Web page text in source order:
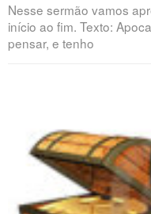
Nesse sermão vamos
início ao fim. Texto:
pensar, e tenho